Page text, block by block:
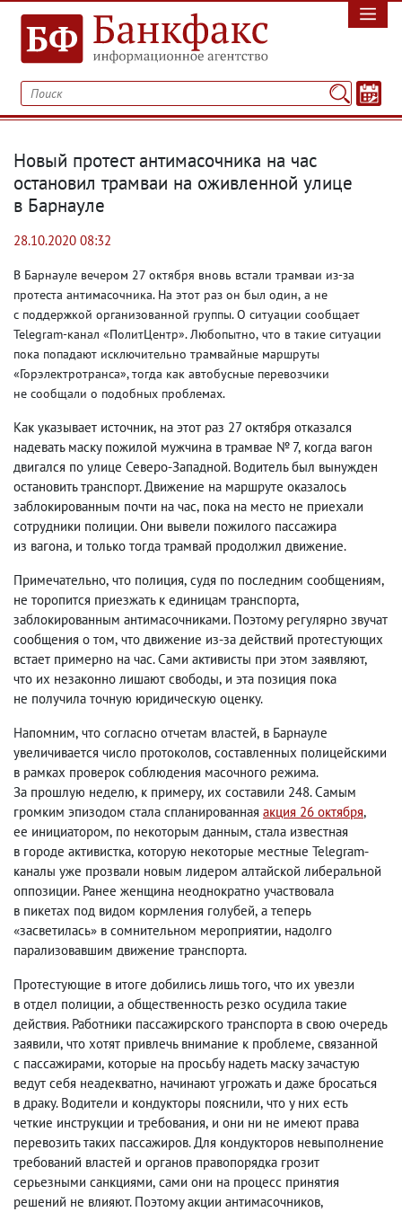
Новый протест антимасочника на час
остановил трамваи на оживленной улице
в Барнауле
28.10.2020 08:32
В Барнауле вечером 27 октября вновь встали трамваи из-за
протеста антимасочника. На этот раз он был один, а не
с поддержкой организованной группы. О ситуации сообщает
Telegram-канал «ПолитЦентр». Любопытно, что в такие ситуации
пока попадают исключительно трамвайные маршруты
«Горэлектротранса», тогда как автобусные перевозчики
не сообщали о подобных проблемах.
Как указывает источник, на этот раз 27 октября отказался
надевать маску пожилой мужчина в трамвае № 7, когда вагон
двигался по улице Северо-Западной. Водитель был вынужден
остановить транспорт. Движение на маршруте оказалось
заблокированным почти на час, пока на место не приехали
сотрудники полиции. Они вывели пожилого пассажира
из вагона, и только тогда трамвай продолжил движение.
Примечательно, что полиция, судя по последним сообщениям,
не торопится приезжать к единицам транспорта,
заблокированным антимасочниками. Поэтому регулярно звучат
сообщения о том, что движение из-за действий протестующих
встает примерно на час. Сами активисты при этом заявляют,
что их незаконно лишают свободы, и эта позиция пока
не получила точную юридическую оценку.
Напомним, что согласно отчетам властей, в Барнауле
увеличивается число протоколов, составленных полицейскими
в рамках проверок соблюдения масочного режима.
За прошлую неделю, к примеру, их составили 248. Самым
громким эпизодом стала спланированная акция 26 октября,
ее инициатором, по некоторым данным, стала известная
в городе активистка, которую некоторые местные Telegram-
каналы уже прозвали новым лидером алтайской либеральной
оппозиции. Ранее женщина неоднократно участвовала
в пикетах под видом кормления голубей, а теперь
«засветилась» в сомнительном мероприятии, надолго
парализовавшим движение транспорта.
Протестующие в итоге добились лишь того, что их увезли
в отдел полиции, а общественность резко осудила такие
действия. Работники пассажирского транспорта в свою очередь
заявили, что хотят привлечь внимание к проблеме, связанной
с пассажирами, которые на просьбу надеть маску зачастую
ведут себя неадекватно, начинают угрожать и даже бросаться
в драку. Водители и кондукторы пояснили, что у них есть
четкие инструкции и требования, и они ни не имеют права
перевозить таких пассажиров. Для кондукторов невыполнение
требований властей и органов правопорядка грозит
серьезными санкциями, сами они на процесс принятия
решений не влияют. Поэтому акции антимасочников,